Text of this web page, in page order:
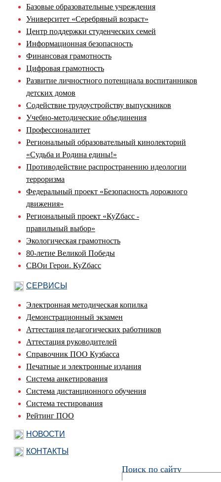
Поиск по сайту
Базовые образовательные учреждения
Университет «Серебряный возраст»
Центр поддержки студенческих семей
Информационная безопасность
Финансовая грамотность
Цифровая грамотность
Развитие личностного потенциала воспитанников
детских домов
Содействие трудоустройству выпускников
Учебно-методические объединения
Профессионалитет
Региональный образовательный кинолекторий
«Судьба и Родина едины!»
Противодействие распространению идеологии
терроризма
Федеральный проект «Безопасность дорожного
движения»
Региональный проект «КуZбасс -
правильный выбор»
Экологическая грамотность
80-летие Великой Победы
СВОи Герои. КуZбасс
СЕРВИСЫ
Электронная методическая копилка
Демонстрационный экзамен
Аттестация педагогических работников
Аттестация руководителей
Справочник ПОО Кузбасса
Печатные и электронные издания
Система анкетирования
Система дистанционного обучения
Система тестирования
Рейтинг ПОО
НОВОСТИ
КОНТАКТЫ